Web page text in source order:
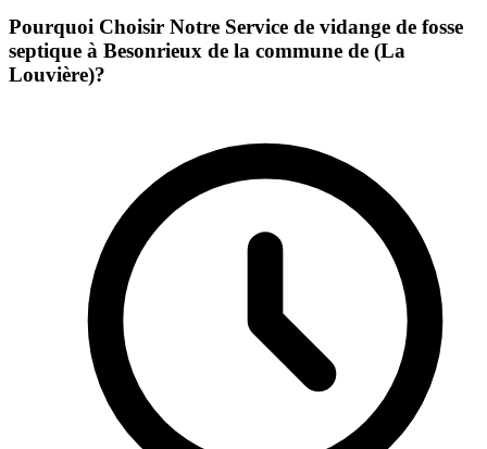
Pourquoi Choisir Notre Service de vidange de fosse
septique à Besonrieux de la commune de (La
Louvière)?